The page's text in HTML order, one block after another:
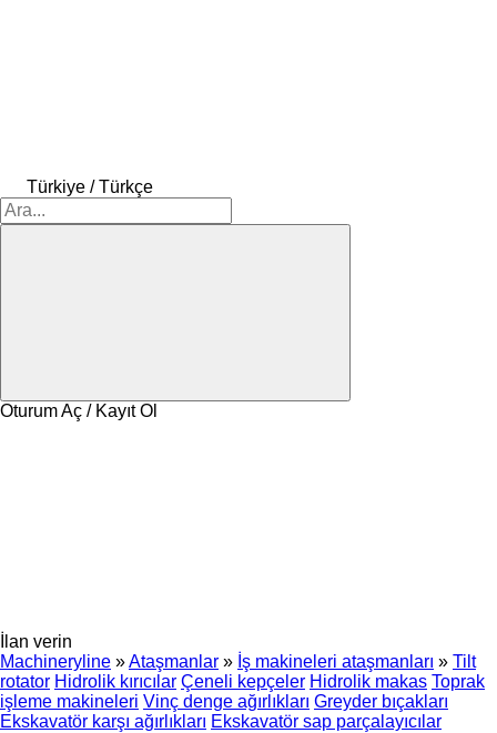
Türkiye / Türkçe
Oturum Aç / Kayıt Ol
İlan verin
Machineryline »Ataşmanlar » İş makineleri ataşmanları » Tilt
rotator Hidrolik kırıcılar Çeneli kepçeler Hidrolik makas Toprak
işleme makineleri Vinç denge ağırlıkları Greyder bıçakları
Ekskavatör karşı ağırlıkları Ekskavatör sap parçalayıcılar